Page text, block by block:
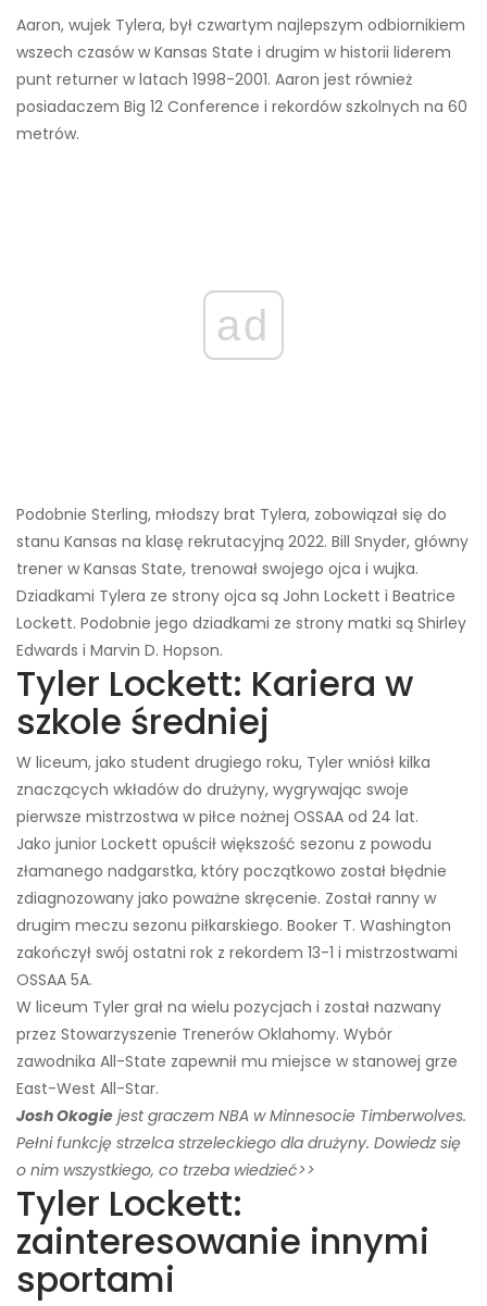
Aaron, wujek Tylera, był czwartym najlepszym odbiornikiem
wszech czasów w Kansas State i drugim w historii liderem
punt returner w latach 1998-2001. Aaron jest również
posiadaczem Big 12 Conference i rekordów szkolnych na 60
metrów.
ad
Podobnie Sterling, młodszy brat Tylera, zobowiązał się do
stanu Kansas na klasę rekrutacyjną 2022. Bill Snyder, główny
trener w Kansas State, trenował swojego ojca i wujka.
Dziadkami Tylera ze strony ojca są John Lockett i Beatrice
Lockett. Podobnie jego dziadkami ze strony matki są Shirley
Edwards i Marvin D. Hopson.
Tyler Lockett: Kariera w
szkole średniej
W liceum, jako student drugiego roku, Tyler wniósł kilka
znaczących wkładów do drużyny, wygrywając swoje
pierwsze mistrzostwa w piłce nożnej OSSAA od 24 lat.
Jako junior Lockett opuścił większość sezonu z powodu
złamanego nadgarstka, który początkowo został błędnie
zdiagnozowany jako poważne skręcenie. Został ranny w
drugim meczu sezonu piłkarskiego. Booker T. Washington
zakończył swój ostatni rok z rekordem 13-1 i mistrzostwami
OSSAA 5A.
W liceum Tyler grał na wielu pozycjach i został nazwany
przez Stowarzyszenie Trenerów Oklahomy. Wybór
zawodnika All-State zapewnił mu miejsce w stanowej grze
East-West All-Star.
Josh Okogie jest graczem NBA w Minnesocie Timberwolves.
Pełni funkcję strzelca strzeleckiego dla drużyny. Dowiedz się
o nim wszystkiego, co trzeba wiedzieć>>
Tyler Lockett:
zainteresowanie innymi
sportami